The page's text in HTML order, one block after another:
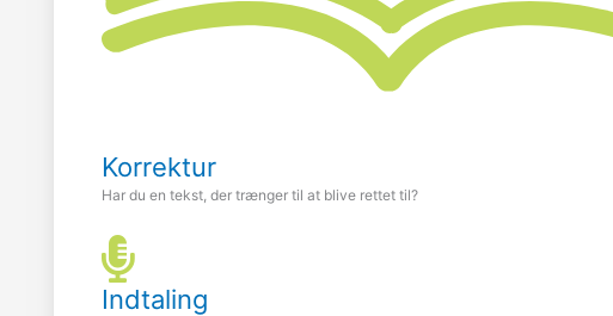
Korrektur
Har du en tekst, der trænger til at blive rettet til?
Indtaling